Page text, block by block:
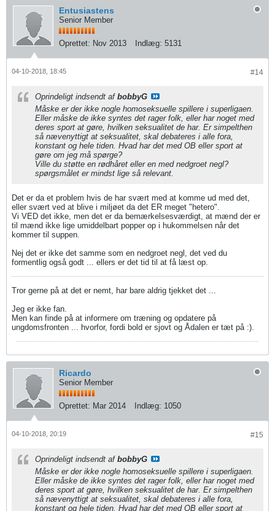
Entusiastens
Senior Member
Oprettet: Nov 2013 Indlæg: 5131
#14
04-10-2018, 18:45
Oprindeligt indsendt af bobbyG
Måske er der ikke nogle homoseksuelle spillere i superligaen.
Eller måske de ikke syntes det rager folk, eller har noget med
deres sport at gøre, hvilken seksualitet de har. Er simpelthen
så nævenyttigt at seksualitet, skal debateres i alle fora,
konstant og hele tiden. Hvad har det med OB eller sport at
gøre om jeg må spørge?
Ville du støtte en rødhåret eller en med nedgroet negl?
spørgsmålet er mindst lige så relevant.
Det er da et problem hvis de har svært med at komme ud med det,
eller svært ved at blive i miljøet da det ER meget "hetero".
Vi VED det ikke, men det er da bemærkelsesværdigt, at mænd der er
til mænd ikke lige umiddelbart popper op i hukommelsen når det
kommer til suppen.
Nej det er ikke det samme som en nedgroet negl, det ved du
formentlig også godt ... ellers er det tid til at få læst op.
Tror gerne på at det er nemt, har bare aldrig tjekket det ...
Jeg er ikke fan.
Men kan finde på at informere om træning og opdatere på
ungdomsfronten ... hvorfor, fordi bold er sjovt og Ådalen er tæt på :).
Ricardo
Senior Member
Oprettet: Mar 2014 Indlæg: 1050
#15
04-10-2018, 20:19
Oprindeligt indsendt af bobbyG
Måske er der ikke nogle homoseksuelle spillere i superligaen.
Eller måske de ikke syntes det rager folk, eller har noget med
deres sport at gøre, hvilken seksualitet de har. Er simpelthen
så nævenyttigt at seksualitet, skal debateres i alle fora,
konstant og hele tiden. Hvad har det med OB eller sport at